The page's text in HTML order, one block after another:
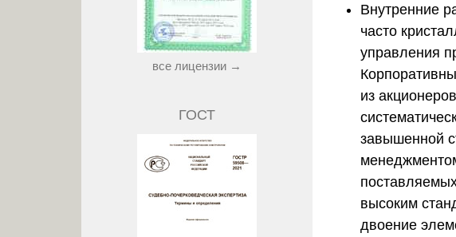
Внутренние
часто
управления
из
завышенной
высоким
двоение
все лицензии →
ГОСТ